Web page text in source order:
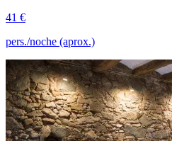
41 €
pers./noche (aprox.)